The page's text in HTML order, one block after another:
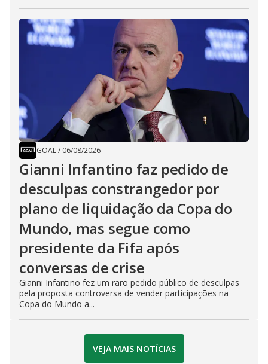
GOAL/ 06/08/2026
Gianni Infantino faz pedido de
desculpas constrangedor por
plano de liquidação da Copa do
Mundo, mas segue como
presidente da Fifa após
conversas de crise
Gianni Infantino fez um raro pedido público de desculpas
pela proposta controversa de vender participações na
Copa do Mundo a...
VEJA MAIS NOTÍCIAS